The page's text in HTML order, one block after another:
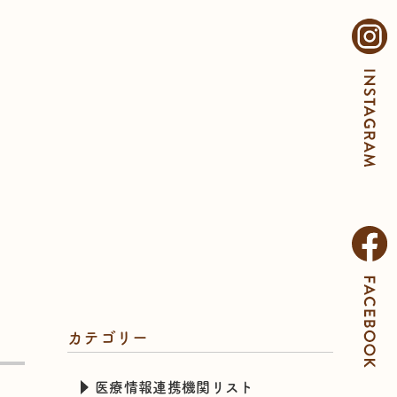
カテゴリー
医療情報連携機関リスト